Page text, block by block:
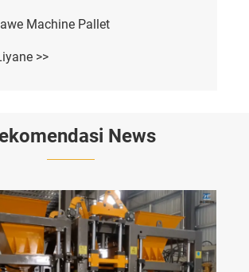
Machine Pallet
>>
News